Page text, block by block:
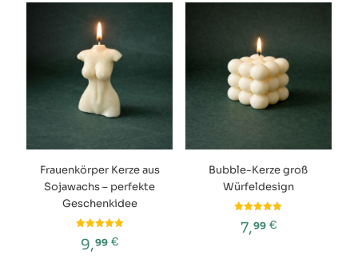
weist
mehrere
Varianten
auf.
Die
Optionen
können
gewählt
werden
Frauenkörper Kerze aus
Sojawachs – perfekte
Geschenkidee
Bewertet
mit
5.00
9,99 €
Bubble-Kerze groß
Würfeldesign
Bewertet
mit
5.00
7,99 €